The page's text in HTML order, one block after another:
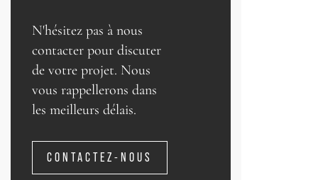
N'hésitez pas à nous
contacter pour discuter
de votre projet. Nous
vous rappellerons dans
les meilleurs délais.
CONTACTEZ-NOUS